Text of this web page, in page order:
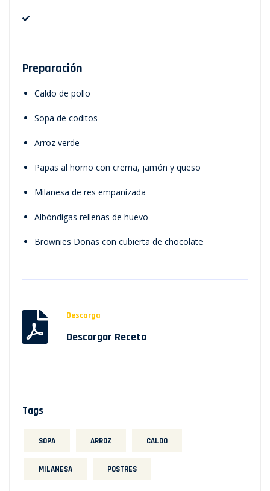
Preparación
Caldo de pollo
Sopa de coditos
Arroz verde
Papas al horno con crema, jamón y queso
Milanesa de res empanizada
Albóndigas rellenas de huevo
Brownies Donas con cubierta de chocolate
Descarga
Descargar Receta
Tags
SOPA ARROZ CALDO
MILANESA POSTRES